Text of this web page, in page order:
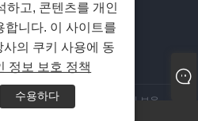
팔로우
Technology Co.,Ltd. 모든 권리 보유
하고, 콘텐츠를 개인
합니다. 이 사이트를
의 쿠키 사용에 동
정보 보호 정책
수용하다